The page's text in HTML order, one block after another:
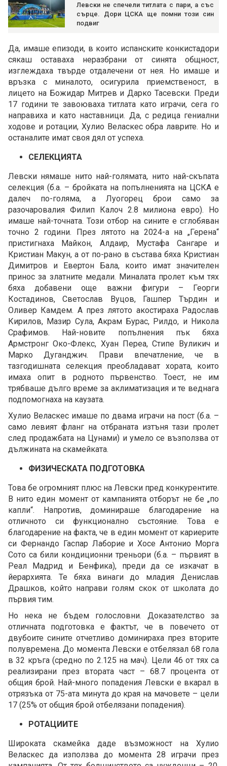
Левски не спечели титлата с пари, а със
сърце. Дори ЦСКА ще помни този син
подвиг
Да, имаше епизоди, в които испанските конкистадори
сякаш оставаха неразбрани от синята общност,
изглеждаха твърде отдалечени от нея. Но имаше и
връзка с миналото, осигурила приемственост, в
лицето на Божидар Митрев и Дарко Тасевски. Преди
17 години те завоюваха титлата като играчи, сега го
направиха и като наставници. Да, с редица гениални
ходове и ротации, Хулио Веласкес обра лаврите. Но и
останалите имат своя дял от успеха.
СЕЛЕКЦИЯТА
Левски нямаше нито най-голямата, нито най-скъпата
селекция (б.а. – бройката на попълненията на ЦСКА е
далеч по-голяма, а Луогорец брои само за
разочаровалия Филип Калоч 2.8 милиона евро). Но
имаше най-точната. Този отбор на сините е сглобяван
точно 2 години. През лятото на 2024-а на „Герена“
пристигнаха Майкон, Алдаир, Мустафа Сангаре и
Кристиан Макун, а от по-рано в състава бяха Кристиан
Димитров и Евертон Бала, които имат значителен
принос за златните медали. Миналата пролет към тях
бяха добавени още важни фигури – Георги
Костадинов, Светослав Вуцов, Гашпер Търдин и
Оливер Камдем. А през лятото акостираха Радослав
Кирилов, Мазир Сула, Акрам Бурас, Рилдо, и Никола
Срафимов. Най-новите попълнения пък бяха
Армстронг Око-Флекс, Хуан Переа, Стипе Вуликич и
Марко Дуганджич. Прави впечатление, че в
тазгодишната селекция преобладават хората, които
имаха опит в родното първенство. Тоест, не им
трябваше дълго време за аклиматизация и те веднага
подпомогнаха на каузата.
Хулио Веласкес имаше по двама играчи на пост (б.а. –
само левият фланг на отбраната изтъня тази пролет
след продажбата на Цунами) и умело се възползва от
дължината на скамейката.
ФИЗИЧЕСКАТА ПОДГОТОВКА
Това бе огромният плюс на Левски пред конкурентите.
В нито един момент от кампанията отборът не бе „по
капли“. Напротив, доминираше благодарение на
отличното си функционално състояние. Това е
благодарение на факта, че в един момент от кариерите
си Фернандо Гаспар Лаборие и Хосе Антонио Морга
Сото са били кондиционни треньори (б.а. – първият в
Реал Мадрид и Бенфика), преди да се изкачат в
йерархията. Те бяха винаги до младия Денислав
Драшков, който направи голям скок от школата до
първия тим.
Но нека не бъдем голословни. Доказателство за
отличната подготовка е фактът, че в повечето от
двубоите сините отчетливо доминираха през вторите
полувремена. До момента Левски е отбелязал 68 гола
в 32 кръга (средно по 2.125 на мач). Цели 46 от тях са
реализирани през втората част – 68.7 процента от
общия брой. Най-много попадения Левски е вкарал в
отрязъка от 75-ата минута до края на мачовете – цели
17 (25% от общия брой отбелязани попадения).
РОТАЦИИТЕ
Широката скамейка даде възможност на Хулио
Веласкес да използва до момента 28 играчи през